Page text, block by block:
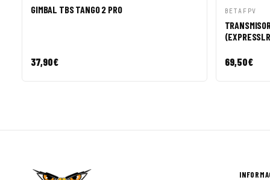
GIMBAL TBS TANGO 2 PRO
37,90€
VISTA
BETAFPV
69,50€